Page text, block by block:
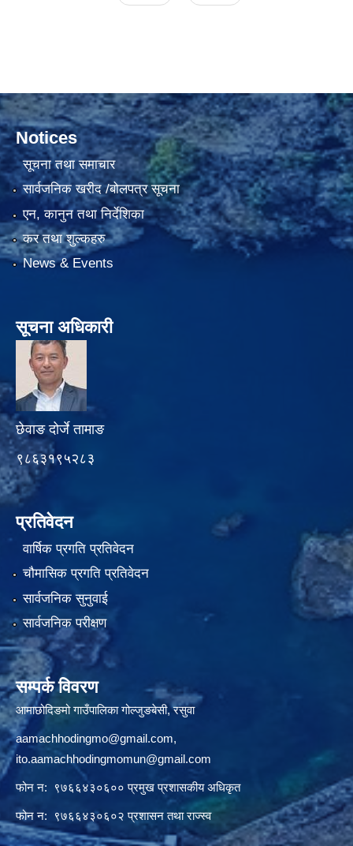
Notices
सूचना तथा समाचार
सार्वजनिक खरीद /बोलपत्र सूचना
एन, कानुन तथा निर्देशिका
कर तथा शुल्कहरु
News & Events
सूचना अधिकारी
छेवाङ दोर्जे तामाङ
९८६३१९५२८३
प्रतिवेदन
वार्षिक प्रगति प्रतिवेदन
चौमासिक प्रगति प्रतिवेदन
सार्वजनिक सुनुवाई
सार्वजनिक परीक्षण
सम्पर्क विवरण
आमाछोदिङमो गाउँपालिका गोल्जुङबेसी, रसुवा
aamachhodingmo@gmail.com,
ito.aamachhodingmomun@gmail.com
फोन न: ९७६६४३०६०० प्रमुख प्रशासकीय अधिकृत
फोन न: ९७६६४३०६०२ प्रशासन तथा राज्स्व